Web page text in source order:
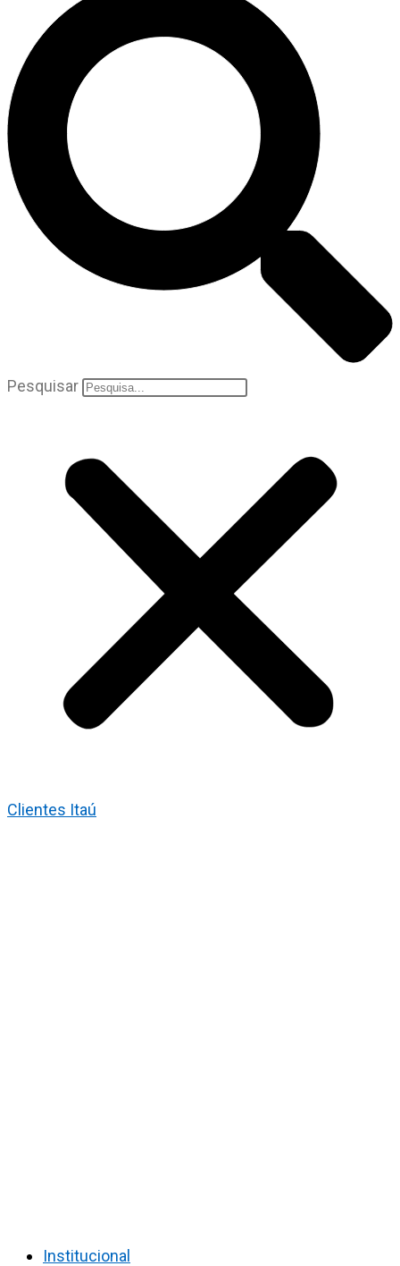
Pesquisar
Clientes Itaú
Institucional